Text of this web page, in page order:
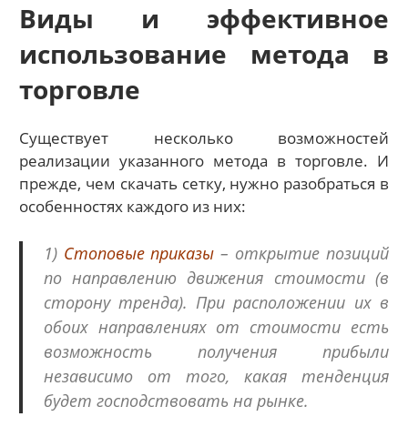
Виды и эффективное
использование метода в
торговле
Существует несколько возможностей
реализации указанного метода в торговле. И
прежде, чем скачать сетку, нужно разобраться в
особенностях каждого из них:
1) Стоповые приказы – открытие позиций
по направлению движения стоимости (в
сторону тренда). При расположении их в
обоих направлениях от стоимости есть
возможность получения прибыли
независимо от того, какая тенденция
будет господствовать на рынке.